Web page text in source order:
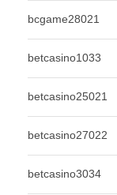
bcgame28021
betcasino1033
betcasino25021
betcasino27022
betcasino3034